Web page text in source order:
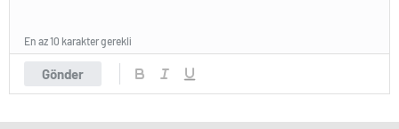
Gönder
En az 10 karakter gerekli